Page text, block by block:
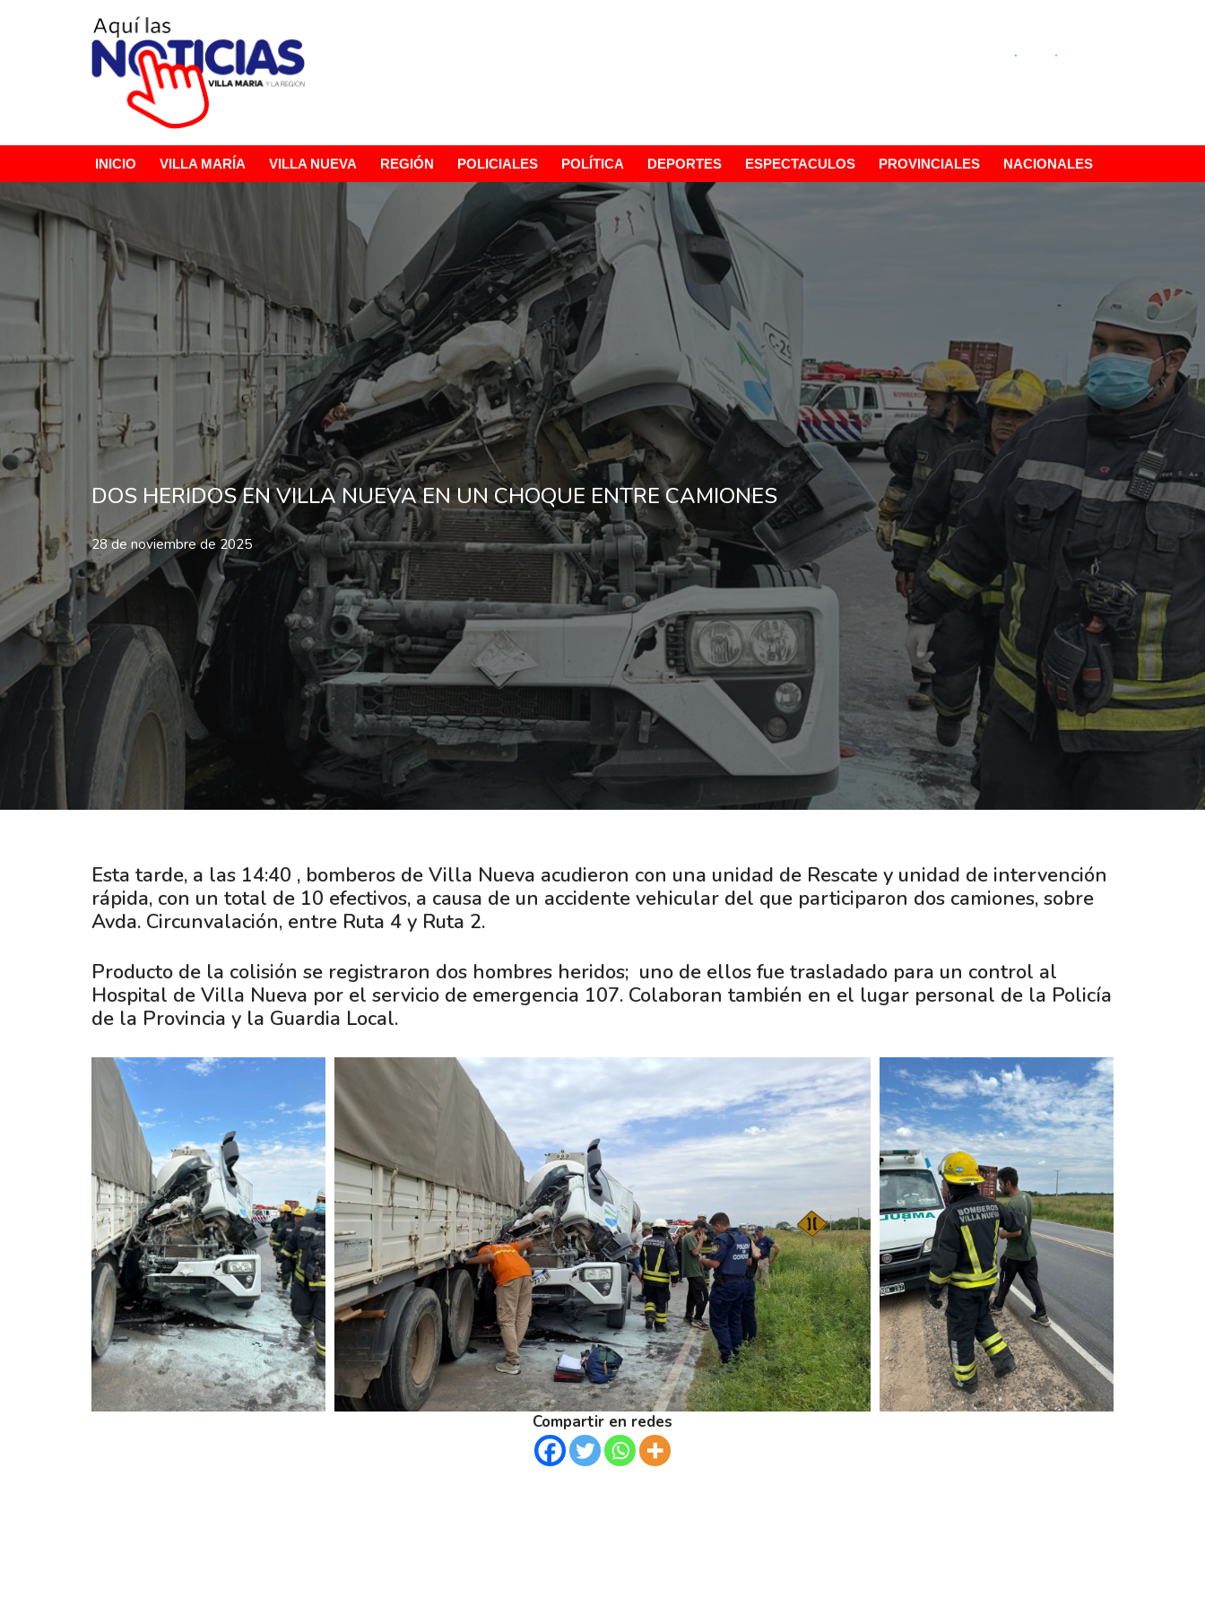
INICIO VILLA MARÍA VILLA NUEVA REGIÓN POLICIALES POLÍTICA DEPORTES ESPECTACULOS PROVINCIALES NACIONALES
DOS HERIDOS EN VILLA NUEVA EN UN CHOQUE ENTRE CAMIONES
28 de noviembre de 2025
Esta tarde, a las 14:40 , bomberos de Villa Nueva acudieron con una unidad de Rescate y unidad de intervención
rápida, con un total de 10 efectivos, a causa de un accidente vehicular del que participaron dos camiones, sobre
Avda. Circunvalación, entre Ruta 4 y Ruta 2.
Producto de la colisión se registraron dos hombres heridos; uno de ellos fue trasladado para un control al
Hospital de Villa Nueva por el servicio de emergencia 107. Colaboran también en el lugar personal de la Policía
de la Provincia y la Guardia Local.
Compartir en redes